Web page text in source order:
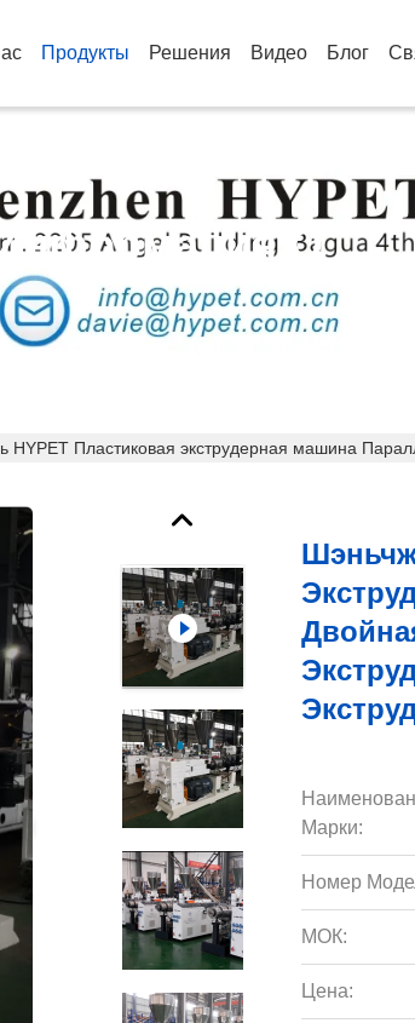
Продукты Решения Видео Блог
Информация О
HYPET Пластиковая экструдерная машина
Марки:
Номер
МОК:
Цена: